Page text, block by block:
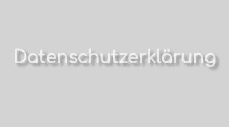
Datenschutzerklärung